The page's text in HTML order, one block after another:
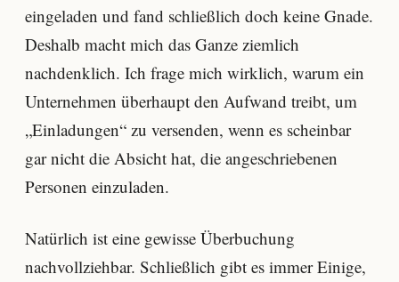
eingeladen und fand schließlich doch keine Gnade.
Deshalb macht mich das Ganze ziemlich
nachdenklich. Ich frage mich wirklich, warum ein
Unternehmen überhaupt den Aufwand treibt, um
„Einladungen“ zu versenden, wenn es scheinbar
gar nicht die Absicht hat, die angeschriebenen
Personen einzuladen.
Natürlich ist eine gewisse Überbuchung
nachvollziehbar. Schließlich gibt es immer Einige,